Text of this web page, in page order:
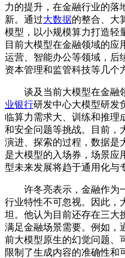
力的提升，在金融行业的落
新。通过大数据的整合、大
模型，以小规模算力打造轻
目前大模型在金融领域的应
运营、智能办公等领域，后
资本管理和监管科技等几个
谈及当前大模型在金融
业银行研发中心大模型研发
临算力需求大、训练和推理
和安全问题等挑战。目前，
演进、探索的过程，数据是
是大模型的入场券，场景应
型未来发展将趋于通用化与
许冬亮表示，金融作为
行业特性不可忽视。因此，
坦。他认为目前还存在三大
满足金融场景需要。例如，
前大模型原生的幻觉问题、
限制了生成内容的准确性和